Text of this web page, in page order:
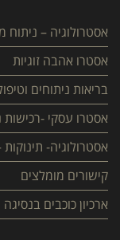
אסטרולוגיה –
אסטרו אהבה זוגיות
בריאות ניתוחים
אסטרו עסקי -רכישות
אסטרולוגיה-
קישורים מומלצים
ארכיון כוכבים בנסיגה